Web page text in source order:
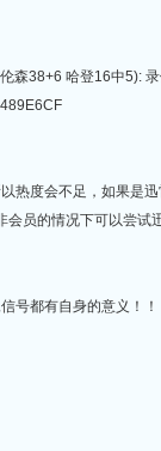
森38+6 哈登16中5):
热度会不足，如果是
员的情况下可以尝试
号都有自身的意义！！